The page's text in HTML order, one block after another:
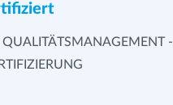
QUALITÄTSMANAGEMENT -